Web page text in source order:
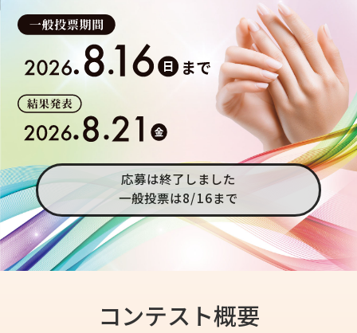
応募は終了しました
一般投票は8/16まで
コンテスト概要